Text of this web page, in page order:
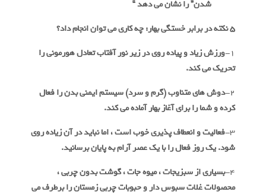
شدن” را نشان می دهد “
5 نکته در برابر خستگی بهار: چه کاری می توان انجام داد؟
1- ورزش زیاد و پیاده روی در زیر نور آفتاب تعادل هورمونی را
تحریک می کند.
2- دوش های متناوب (گرم و سرد) سیستم ایمنی بدن را فعال
کرده و شما را برای آغاز بهار آماده می کند.
3- فعالیت و انعطاف پذیری خوب است ، اما نباید در آن زیاده روی
شود. یک روز فعال را با یک عصر آرام به پایان برسانید.
4- بسیاری از سبزیجات ، میوه جات ، گوشت بدون چربی ،
محصولات غلات سبوس دار و حبوبات چربی زمستان را برطرف می